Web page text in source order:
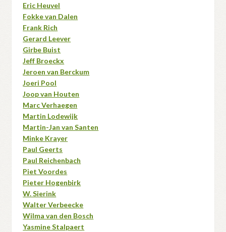
Eric Heuvel
Fokke van Dalen
Frank Rich
Gerard Leever
Girbe Buist
Jeff Broeckx
Jeroen van Berckum
Joeri Pool
Joop van Houten
Marc Verhaegen
Martin Lodewijk
Martin-Jan van Santen
Minke Krayer
Paul Geerts
Paul Reichenbach
Piet Voordes
Pieter Hogenbirk
W. Sierink
Walter Verbeecke
Wilma van den Bosch
Yasmine Stalpaert